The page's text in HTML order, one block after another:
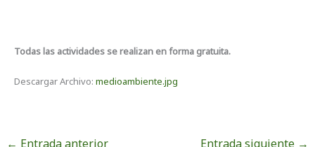
Todas las actividades se realizan en forma gratuita.
Descargar Archivo:medioambiente.jpg
← Entrada anterior Entrada siguiente →